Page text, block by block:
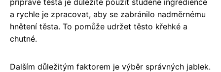
a rychle je zpracovat, aby se zabránilo nadměrnému
hnětení těsta. To pomůže udržet těsto křehké a
chutné.
Dalším důležitým faktorem je výběr správných jablek.